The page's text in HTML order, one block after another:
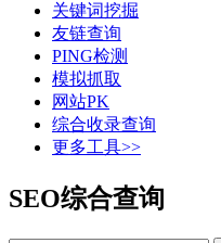
关键词挖掘
友链查询
PING检测
模拟抓取
网站PK
综合收录查询
更多工具>>
SEO综合查询